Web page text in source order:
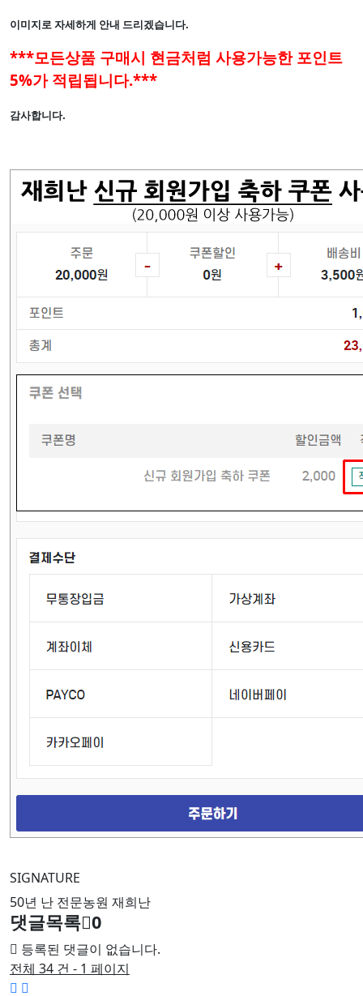
이미지로 자세하게 안내 드리겠습니다.
***모든상품 구매시 현금처럼 사용가능한 포인트
5%가 적립됩니다.***
감사합니다.
SIGNATURE
50년 난 전문농원 재희난
댓글목록 0
등록된 댓글이 없습니다.
전체 34 건 - 1 페이지